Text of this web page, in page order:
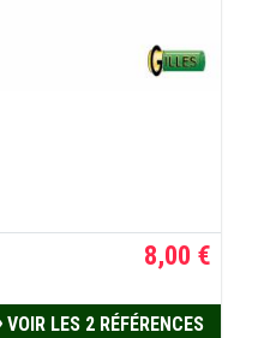
8,00 €
VOIR LES 2 RÉFÉRENCES